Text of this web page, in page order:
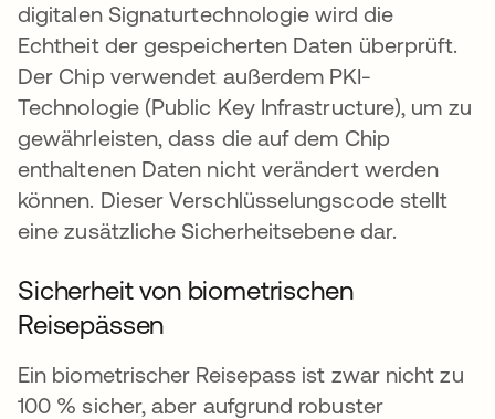
digitalen Signaturtechnologie wird die
Echtheit der gespeicherten Daten überprüft.
Der Chip verwendet außerdem PKI-
Technologie (Public Key Infrastructure), um zu
gewährleisten, dass die auf dem Chip
enthaltenen Daten nicht verändert werden
können. Dieser Verschlüsselungscode stellt
eine zusätzliche Sicherheitsebene dar.
Sicherheit von biometrischen
Reisepässen
Ein biometrischer Reisepass ist zwar nicht zu
100 % sicher, aber aufgrund robuster